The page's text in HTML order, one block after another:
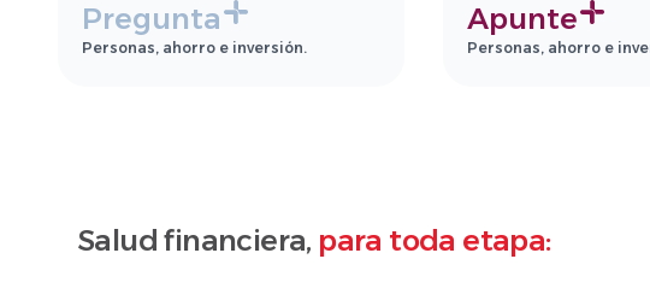
Pregunta
Personas, ahorro e inversión.
Apunte
Personas, ahorro e
Salud financiera, para toda etapa: